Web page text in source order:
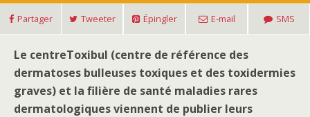
Partager Tweeter Épingler E-mail SMS
Le centreToxibul (centre de référence des
dermatoses bulleuses toxiques et des toxidermies
graves) et la filière de santé maladies rares
dermatologiques viennent de publier leurs